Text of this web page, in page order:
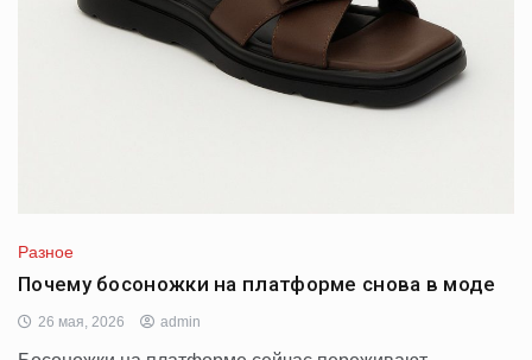
Разное
Почему босоножки на платформе снова в моде
26 мая, 2026 admin